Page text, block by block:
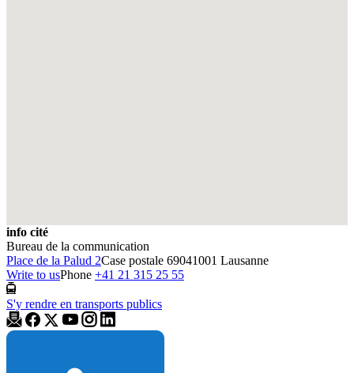
info cité
Bureau de la communication
Place de la Palud 2Case postale 69041001 Lausanne
Write to usPhone +41 21 315 25 55
S'y rendre en transports publics